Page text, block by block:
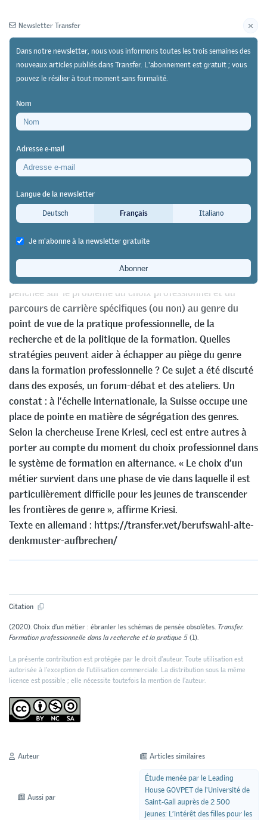
Newsletter Archives
03/01/20
Rapport sur la conférence SRFP-IFFP « Sortir du
Choix d’un métier : ébranler les
schémas de pensée obsolètes
« Sortir du piège du genre », tel était le thème de la
conférence SRFP-IFFP du 22 novembre 2019, qui s’est
penchée sur le problème du choix professionnel et du
parcours de carrière spécifiques (ou non) au genre du
point de vue de la pratique professionnelle, de la
recherche et de la politique de la formation. Quelles
stratégies peuvent aider à échapper au piège du genre
dans la formation professionnelle ? Ce sujet a été discuté
dans des exposés, un forum-débat et des ateliers. Un
constat : à l’échelle internationale, la Suisse occupe une
place de pointe en matière de ségrégation des genres.
Selon la chercheuse Irene Kriesi, ceci est entre autres à
porter au compte du moment du choix professionnel dans
le système de formation en alternance. « Le choix d’un
métier survient dans une phase de vie dans laquelle il est
particulièrement difficile pour les jeunes de transcender
les frontières de genre », affirme Kriesi.
Texte en allemand : https://transfer.vet/berufswahl-alte-
denkmuster-aufbrechen/
Citation
(2020). Choix d’un métier : ébranler les schémas de pensée obsolètes. Transfer.
Formation professionnelle dans la recherche et la pratique 5(1).
La présente contribution est protégée par le droit d'auteur. Toute utilisation est
autorisée à l'exception de l'utilisation commerciale. La distribution sous la même
licence est possible ; elle nécessite toutefois la mention de l’auteur.
Auteur
Aussi par
Articles similaires
Étude menée par le Leading
House GOVPET de l'Université de
Saint-Gall auprès de 2 500
jeunes: L’intérêt des filles pour les
Newsletter Transfer
Dans notre newsletter, nous vous informons toutes les trois semaines des
nouveaux articles publiés dans Transfer. L'abonnement est gratuit ; vous
pouvez le résilier à tout moment sans formalité.
Nom
Adresse e-mail
Langue de la newsletter
Deutsch
Français Italiano
Je m'abonne à la newsletter gratuite